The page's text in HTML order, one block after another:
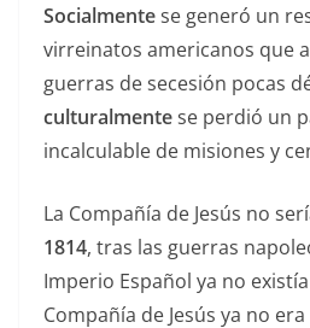
Socialmentese generó un
virreinatos americanos que
guerras de secesión pocas
culturalmentese perdió un
incalculable de misiones y
La Compañía de Jesús no
1814, tras las guerras
Imperio Español ya no
Compañía de Jesús ya no